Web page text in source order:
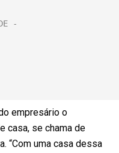
empresário o
casa, se chama de
“Com uma casa dessa